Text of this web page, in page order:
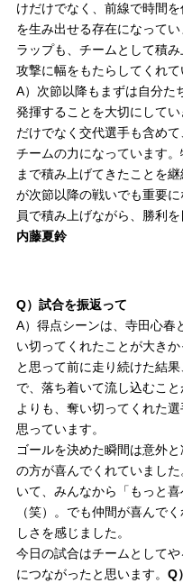
けだけでなく、前線で時間
を生み出せる存在になって
ラップも、チームとして積
攻撃に幅をもたらしてくれて
A）次節以降もまずは自分た
発揮することを大切にして
だけでなく交代選手も含め
チームの力になっています
まで積み上げてきたことを
が次節以降の戦いでも重要
員で積み上げながら、勝利
内藤夏鈴
Q）試合を振返って
A）得点シーンは、寺田心春
い切ってくれたことが大き
と思って前に走り続けた結
で、落ち着いて流し込むこ
よりも、奪い切ってくれた
思っています。
ゴールを決めた瞬間は意外
の方が喜んでくれていまし
いて、みんなから「もっと
（笑）。でも仲間が喜んで
しさを感じました。
今日の試合はチームとして
につながったと思います。 Q